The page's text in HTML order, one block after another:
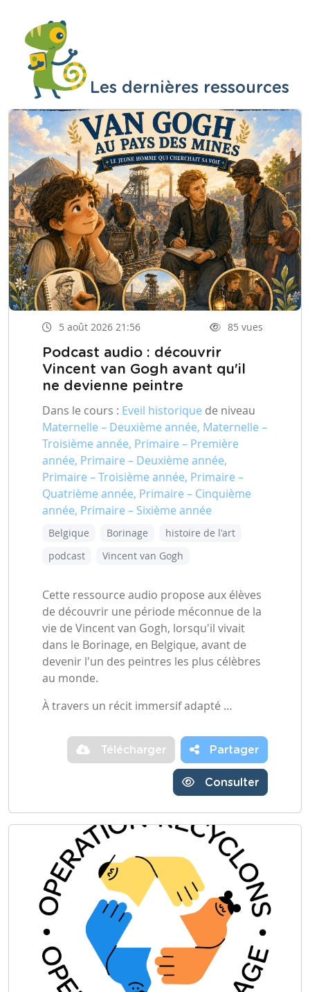
Les dernières ressources
5 août 2026 21:56 85 vues
Podcast audio : découvrir
Vincent van Gogh avant qu'il
ne devienne peintre
Dans le cours : Eveil historique de niveau
Maternelle – Deuxième année, Maternelle –
Troisième année, Primaire – Première
année, Primaire – Deuxième année,
Primaire – Troisième année, Primaire –
Quatrième année, Primaire – Cinquième
année, Primaire – Sixième année
Belgique Borinage
histoire de l'art
podcast
Vincent van Gogh
Cette ressource audio propose aux élèves
de découvrir une période méconnue de la
vie de Vincent van Gogh, lorsqu'il vivait
dans le Borinage, en Belgique, avant de
devenir l'un des peintres les plus célèbres
au monde.
À travers un récit immersif adapté …
Télécharger Partager
Consulter